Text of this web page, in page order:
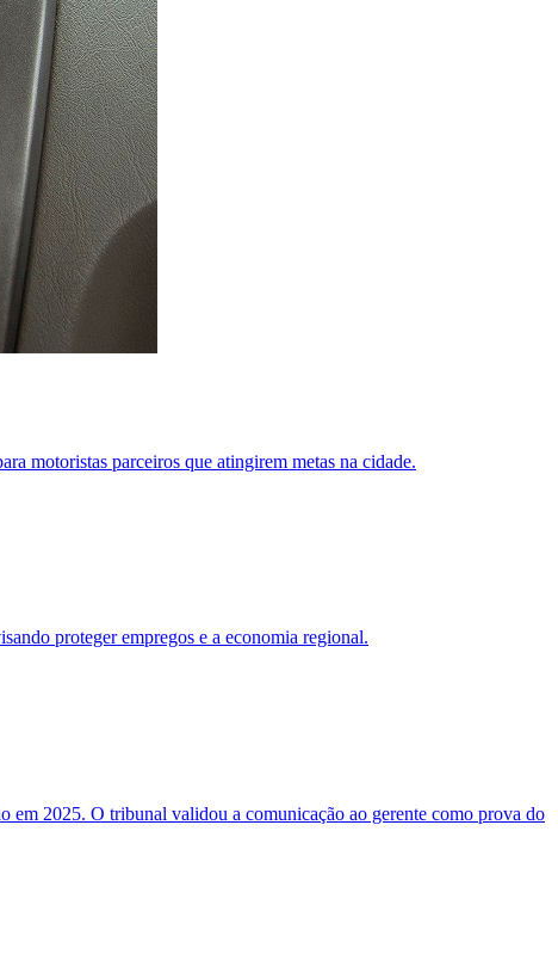
motoristas parceiros que atingirem metas na cidade.
proteger empregos e a economia regional.
em 2025. O tribunal validou a comunicação ao gerente como prova do